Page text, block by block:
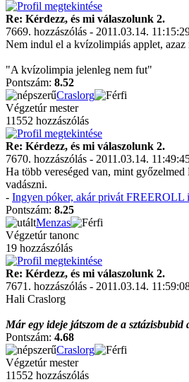
Re: Kérdezz, és mi válaszolunk 2.
7669. hozzászólás - 2011.03.14.
Nem indul el a kvízolimpiás applet,
"A kvízolimpia jelenleg nem fut"
Pontszám: 8.52
Craslorg
Végzetúr mester
11552 hozzászólás
Re: Kérdezz, és mi válaszolunk 2.
7670. hozzászólás - 2011.03.14.
Ha több vereséged van, mint
vadászni.
- Ingyen póker, akár privát FREEROLL
Pontszám: 8.25
Menzas
Végzetúr tanonc
19 hozzászólás
Re: Kérdezz, és mi válaszolunk 2.
7671. hozzászólás - 2011.03.14.
Hali Craslorg
Már egy ideje játszom de a sztázisbubid
Pontszám: 4.68
Craslorg
Végzetúr mester
11552 hozzászólás